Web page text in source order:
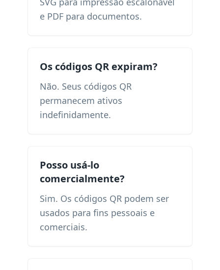
e PDF para documentos.
Os códigos QR expiram?
Não. Seus códigos QR
permanecem ativos
indefinidamente.
Posso usá-lo
comercialmente?
Sim. Os códigos QR podem ser
usados ​​para fins pessoais e
comerciais.